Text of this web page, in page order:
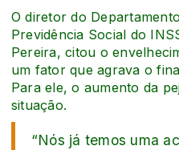
O diretor do
Previdência Social do
Pereira, citou o
um fator que agrava o
Para ele, o aumento da
situação.
“Nós já temos uma